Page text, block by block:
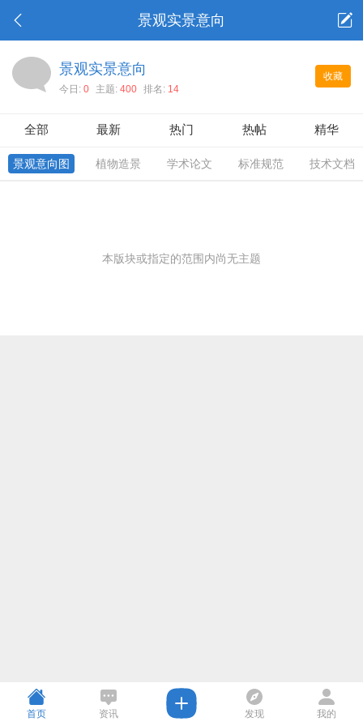
景观实景意向
收藏
景观实景意向
今日: 0 主题: 400 排名: 14
全部 最新 热门 热帖 精华
景观意向图 植物造景 学术论文 标准规范 技术文档
本版块或指定的范围内尚无主题
首页 资讯 发现 我的